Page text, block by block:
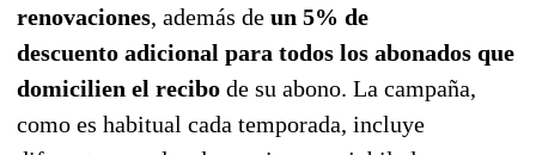
renovaciones, además de un 5% de
descuento adicional para todos los abonados que
domicilien el recibo de su abono. La campaña,
como es habitual cada temporada, incluye